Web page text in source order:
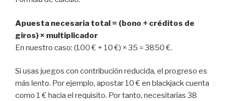
Apuesta necesaria total = (bono + créditos de
giros) × multiplicador
En nuestro caso: (100 € + 10 €) × 35 = 3850 €.
Si usas juegos con contribución reducida, el progreso es
más lento. Por ejemplo, apostar 10 € en blackjack cuenta
como 1 € hacia el requisito. Por tanto, necesitarías 38